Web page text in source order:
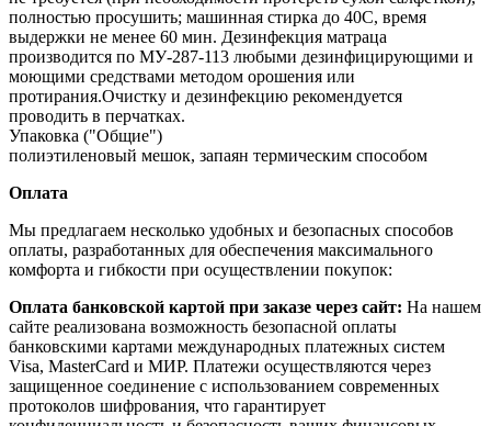
полностью просушить; машинная стирка до 40С, время
выдержки не менее 60 мин. Дезинфекция матраца
производится по МУ‐287‐113 любыми дезинфицирующими и
моющими средствами методом орошения или
протирания.Очистку и дезинфекцию рекомендуется
проводить в перчатках.
Упаковка ("Общие")
полиэтиленовый мешок, запаян термическим способом
Оплата
Мы предлагаем несколько удобных и безопасных способов
оплаты, разработанных для обеспечения максимального
комфорта и гибкости при осуществлении покупок:
Оплата банковской картой при заказе через сайт: На нашем
сайте реализована возможность безопасной оплаты
банковскими картами международных платежных систем
Visa, MasterCard и МИР. Платежи осуществляются через
защищенное соединение с использованием современных
протоколов шифрования, что гарантирует